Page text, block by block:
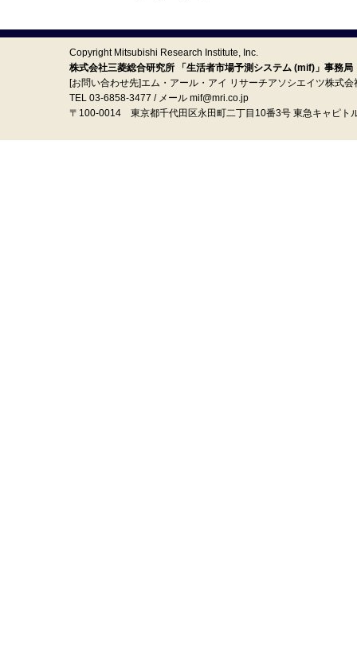
Copyright Mitsubishi Research Institute, Inc.
株式会社三菱総合研究所 「生活者市場予測システム (mif)」事務局
[お問い合わせ先]エム・アール・アイ リサーチアソシエイツ株式会
TEL 03-6858-3477 / メール mif@mri.co.jp
〒100‐0014 東京都千代田区永田町二丁目10番3号 東急キャピト